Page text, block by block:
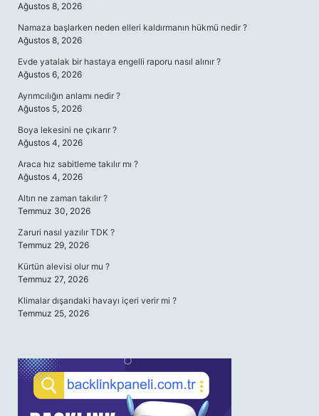
Ağustos 8, 2026
Namaza başlarken neden elleri kaldırmanın hükmü nedir ?
Ağustos 8, 2026
Evde yatalak bir hastaya engelli raporu nasıl alınır ?
Ağustos 6, 2026
Ayrımcılığın anlamı nedir ?
Ağustos 5, 2026
Boya lekesini ne çıkarır ?
Ağustos 4, 2026
Araca hız sabitleme takılır mı ?
Ağustos 4, 2026
Altın ne zaman takılır ?
Temmuz 30, 2026
Zaruri nasıl yazılır TDK ?
Temmuz 29, 2026
Kürtün alevisi olur mu ?
Temmuz 27, 2026
Klimalar dışarıdaki havayı içeri verir mi ?
Temmuz 25, 2026